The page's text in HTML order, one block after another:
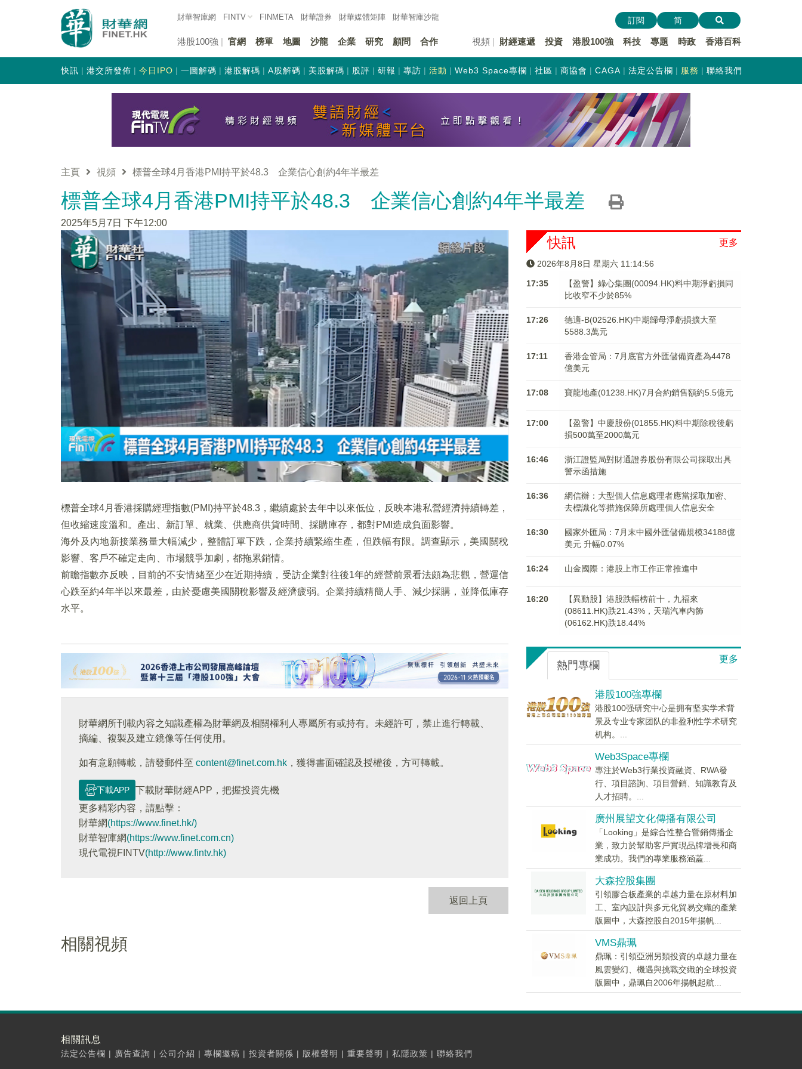
財華智庫網 FINTV FINMETA 財華證券 財華媒體矩陣 財華智庫沙龍
港股100強 官網 榜單 地圖 沙龍 企業 研究 顧問 合作 視頻 財經速遞 投資 港股100強 科技 專題 時政 香港百科
訂閱 简
快訊 港交所發佈 今日IPO 一圖解碼 港股解碼 A股解碼 美股解碼 股評 研報 專訪 活動 Web3 Space專欄 社區 商協會 CAGA 法定公告欄 服務 聯絡我們
主頁 視頻 標普全球4月香港PMI持平於48.3 企業信心創約4年半最差
標普全球4月香港PMI持平於48.3 企業信心創約4年半最差
2025年5月7日 下午12:00
標普全球4月香港採購經理指數(PMI)持平於48.3，繼續處於去年中以來低位，反映本港私營經濟持續轉差，
但收縮速度溫和。產出、新訂單、就業、供應商供貨時間、採購庫存，都對PMI造成負面影響。
海外及內地新接業務量大幅減少，整體訂單下跌，企業持續緊縮生產，但跌幅有限。調查顯示，美國關稅
影響、客戶不確定走向、市場競爭加劇，都拖累銷情。
前瞻指數亦反映，目前的不安情緒至少在近期持續，受訪企業對往後1年的經營前景看法頗為悲觀，營運信
心跌至約4年半以來最差，由於憂慮美國關稅影響及經濟疲弱。企業持續精簡人手、減少採購，並降低庫存
水平。
財華網所刊載內容之知識產權為財華網及相關權利人專屬所有或持有。未經許可，禁止進行轉載、
摘編、複製及建立鏡像等任何使用。
如有意願轉載，請發郵件至 content@finet.com.hk ，獲得書面確認及授權後，方可轉載。
下載APP
下載財華財經APP，把握投資先機
更多精彩内容，請點擊：
財華網(https://www.finet.hk/)
財華智庫網(https://www.finet.com.cn)
現代電視FINTV(http://www.fintv.hk)
返回上頁
相關視頻
更多
快訊
2026年8月8日 星期六 11:14:57
17:35
【盈警】綠心集團(00094.HK)料中期淨虧損同
比收窄不少於85%
17:26
德適-B(02526.HK)中期歸母淨虧損擴大至
5588.3萬元
17:11
香港金管局：7月底官方外匯儲備資產為4478
億美元
17:08 寶龍地產(01238.HK)7月合約銷售額約5.5億元
17:00
【盈警】中慶股份(01855.HK)料中期除稅後虧
損500萬至2000萬元
16:46
浙江證監局對財通證券股份有限公司採取出具
警示函措施
16:36
網信辦：大型個人信息處理者應當採取加密、
去標識化等措施保障所處理個人信息安全
16:30
國家外匯局：7月末中國外匯儲備規模34188億
美元 升幅0.07%
16:24 山金國際：港股上市工作正常推進中
16:20
【異動股】港股跌幅榜前十，九福來
(08611.HK)跌21.43%，天瑞汽車内飾
(06162.HK)跌18.44%
更多
熱門專欄
港股100強專欄
港股100强研究中心是拥有坚实学术背
景及专业专家团队的非盈利性学术研究
机构。...
Web3Space專欄
專注於Web3行業投資融資、RWA發
行、項目諮詢、項目營銷、知識教育及
人才招聘。...
廣州展望文化傳播有限公司
「Looking」是綜合性整合營銷傳播企
業，致力於幫助客戶實現品牌增長和商
業成功。我們的專業服務涵蓋...
大森控股集團
引領膠合板產業的卓越力量在原材料加
工、室內設計與多元化貿易交織的產業
版圖中，大森控股自2015年揚帆...
VMS鼎珮
鼎珮：引領亞洲另類投資的卓越力量在
風雲變幻、機遇與挑戰交織的全球投資
版圖中，鼎珮自2006年揚帆起航...
相關訊息
法定公告欄 | 廣告查詢 | 公司介紹 | 專欄邀稿 | 投資者關係 | 版權聲明 | 重要聲明 | 私隱政策 | 聯絡我們